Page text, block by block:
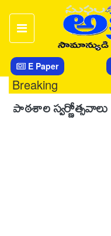
E Paper
Breaking
స్వర్ణోత్సవాలు :..